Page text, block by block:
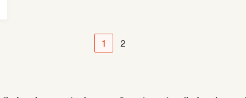
1 2